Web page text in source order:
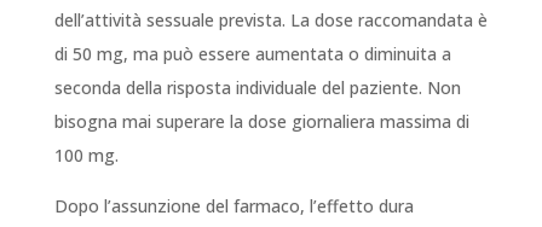
dell’attività sessuale prevista. La dose raccomandata è
di 50 mg, ma può essere aumentata o diminuita a
seconda della risposta individuale del paziente. Non
bisogna mai superare la dose giornaliera massima di
100 mg.
Dopo l’assunzione del farmaco, l’effetto dura